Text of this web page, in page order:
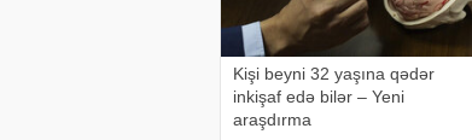
Kişi beyni 32 yaşına qədər
inkişaf edə bilər – Yeni
araşdırma